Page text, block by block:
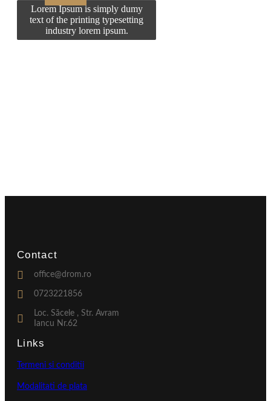
Lorem Ipsum is simply dumy
text of the printing typesetting
industry lorem ipsum.
Contact
office@drom.ro
0723221856
Loc. Săcele , Str. Avram
Iancu Nr.62
Links
Termeni si conditii
Modalitati de plata